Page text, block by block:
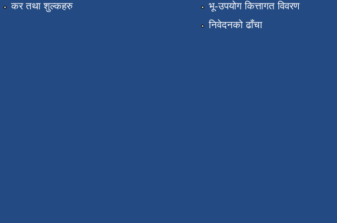
कर तथा शुल्कहरु
भू-उपयोग कित्तागत विवरण
निवेदनको ढाँचा